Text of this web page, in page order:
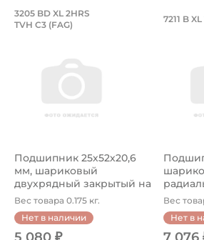
Подшипник
Подшипник 3205 BD XL 2HRS
3205 BD XL 2HRS
TVH C3 (FAG)
Подшипник 25х52х20,6
мм, шариковый
двухрядный закрытый на
вал 25 мм
Вес товара 0.175 кг.
Нет в наличии
7211 B
вал 5...
Вес
Нет в